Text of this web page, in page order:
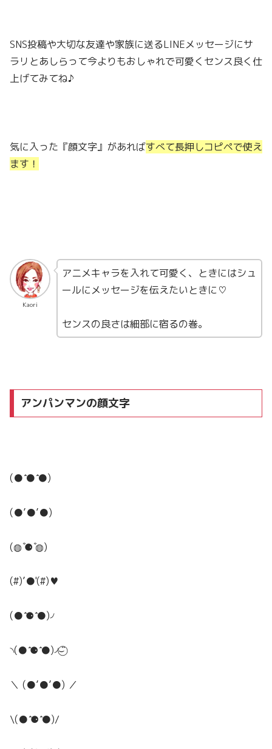
SNS投稿や大切な友達や家族に送るLINEメッセージにサ
ラリとあしらって今よりもおしゃれで可愛くセンス良く仕
上げてみてね♪
気に入った『顔文字』があればすべて長押しコピペで使え
ます！
Kaori
アニメキャラを入れて可愛く、ときにはシュ
ールにメッセージを伝えたいときに♡
センスの良さは細部に宿るの巻。
アンパンマンの顔文字
(● ̍̑● ̍̑●)
(●’●’●)
(◍ ͒⚈ ͒◍)
(#)’●'(#)♥
(● ̍̑⚈ ̍̑●)৴
৲(● ̍̑⚈ ̍̑●)৴⌣̈⃝
＼ (●’●’●) ／
\(● ̍̑⚈ ̍̑●)/